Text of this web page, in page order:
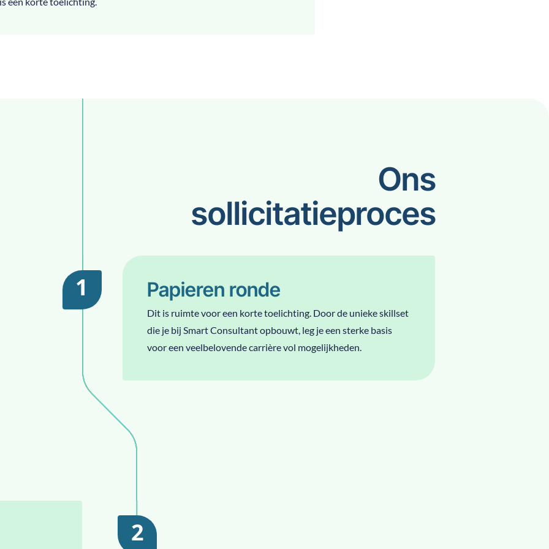
Ons
sollicitatieproces
1 Papieren ronde
Dit is ruimte voor een korte toelichting. Door de unieke skillset
die je bij Smart Consultant opbouwt, leg je een sterke basis
voor een veelbelovende carrière vol mogelijkheden.
2